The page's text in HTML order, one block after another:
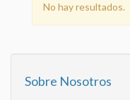
No hay resultados.
Sobre Nosotros